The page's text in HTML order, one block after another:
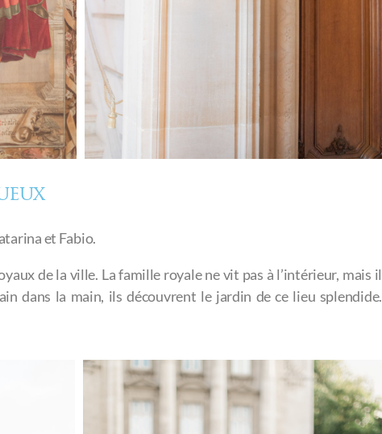
et Fabio.
de la ville. La famille royale ne vit pas à l’intérieur, mais il
dans la main, ils découvrent le jardin de ce lieu splendide.